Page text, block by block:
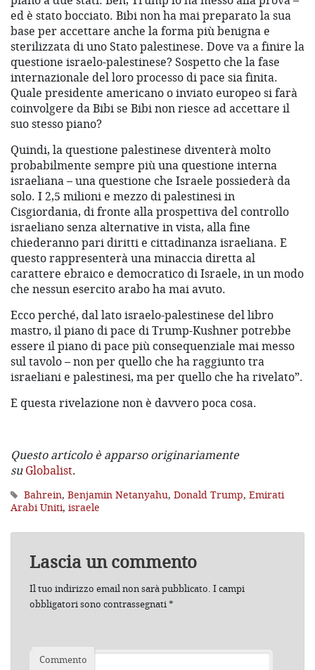
ed è stato bocciato. Bibi non ha mai preparato la sua
base per accettare anche la forma più benigna e
sterilizzata di uno Stato palestinese. Dove va a finire la
questione israelo-palestinese? Sospetto che la fase
internazionale del loro processo di pace sia finita.
Quale presidente americano o inviato europeo si farà
coinvolgere da Bibi se Bibi non riesce ad accettare il
suo stesso piano?
Quindi, la questione palestinese diventerà molto
probabilmente sempre più una questione interna
israeliana – una questione che Israele possiederà da
solo. I 2,5 milioni e mezzo di palestinesi in
Cisgiordania, di fronte alla prospettiva del controllo
israeliano senza alternative in vista, alla fine
chiederanno pari diritti e cittadinanza israeliana. E
questo rappresenterà una minaccia diretta al
carattere ebraico e democratico di Israele, in un modo
che nessun esercito arabo ha mai avuto.
Ecco perché, dal lato israelo-palestinese del libro
mastro, il piano di pace di Trump-Kushner potrebbe
essere il piano di pace più consequenziale mai messo
sul tavolo – non per quello che ha raggiunto tra
israeliani e palestinesi, ma per quello che ha rivelato”.
E questa rivelazione non è davvero poca cosa.
Questo articolo è apparso originariamente
suGlobalist.
Bahrein, Benjamin Netanyahu, Donald Trump, Emirati
Arabi Uniti, israele
Lascia un commento
Il tuo indirizzo email non sarà pubblicato. I campi
obbligatori sono contrassegnati*
Commento